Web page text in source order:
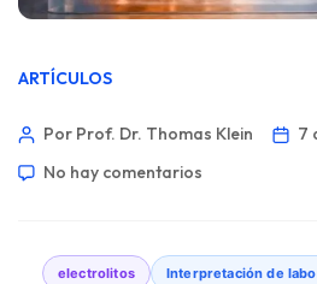
ARTÍCULOS
Por Prof. Dr. Thomas Klein
7
No hay comentarios
electrolitos Interpretación de